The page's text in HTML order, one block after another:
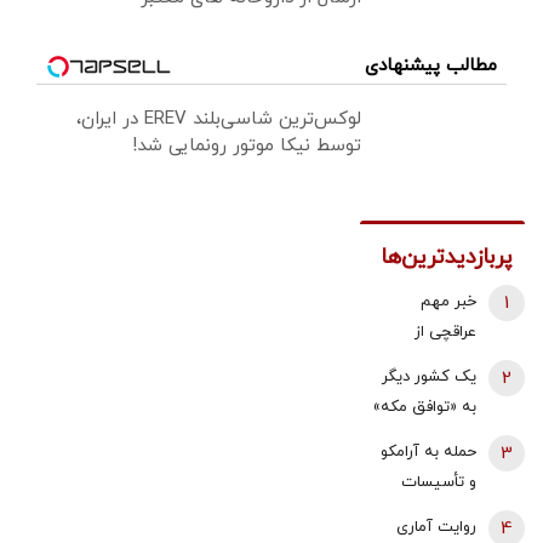
مطالب پیشنهادی
لوکس‌ترین شاسی‌بلند EREV در ایران،
توسط نیکا موتور رونمایی شد!
پربازدیدترین‌ها
خبر مهم
عراقچی از
نیروهای نظامی
و دریایی ایران و
عمان درباره
تنگه هرمز
1
یک کشور دیگر
به «توافق مکه»
ترکیه خیال
کرد
2
حمله به آرامکو
و تأسیسات
3
روایت آماری
4